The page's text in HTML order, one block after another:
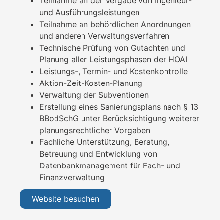
und Ausführungsleistungen
Teilnahme an behördlichen Anordnungen
und anderen Verwaltungsverfahren
Technische Prüfung von Gutachten und
Planung aller Leistungsphasen der HOAI
Leistungs-, Termin- und Kostenkontrolle
Aktion-Zeit-Kosten-Planung
Verwaltung der Subventionen
Erstellung eines Sanierungsplans nach § 13
BBodSchG unter Berücksichtigung weiterer
planungsrechtlicher Vorgaben
Fachliche Unterstützung, Beratung,
Betreuung und Entwicklung von
Datenbankmanagement für Fach- und
Finanzverwaltung
Website besuchen